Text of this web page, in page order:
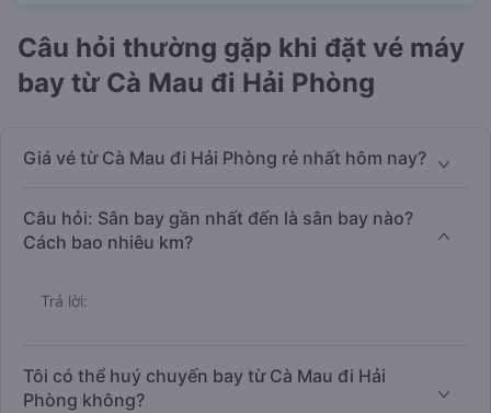
Câu hỏi thường gặp khi đặt vé máy
bay từ Cà Mau đi Hải Phòng
Giá vé từ Cà Mau đi Hải Phòng rẻ nhất hôm nay?
Câu hỏi: Sân bay gần nhất đến là sân bay nào?
Cách bao nhiêu km?
Trả lời:
Tôi có thể huý chuyến bay từ Cà Mau đi Hải
Phòng không?